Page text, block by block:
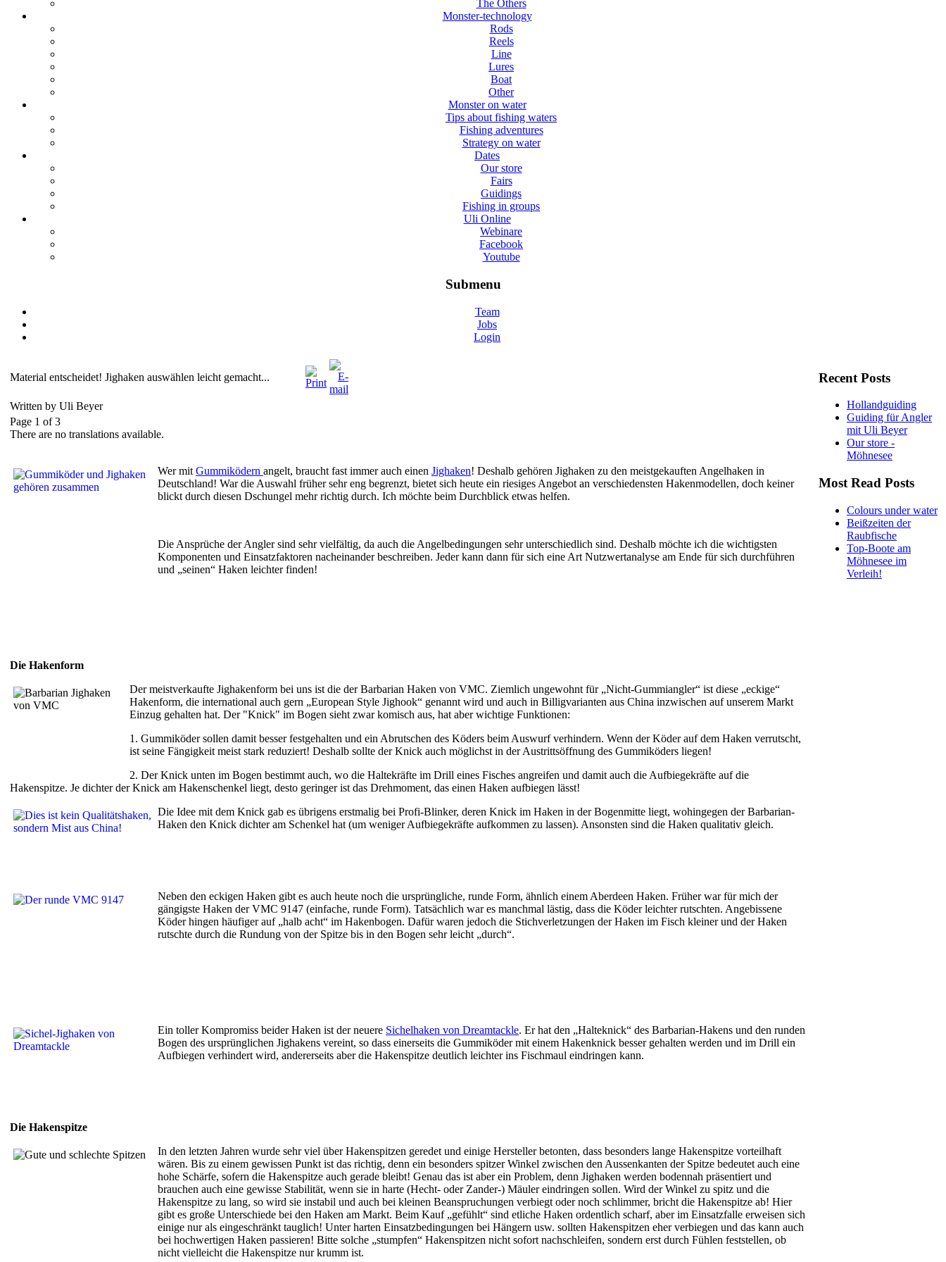
The Others
Monster-technology
Rods
Reels
Line
Lures
Boat
Other
Monster on water
Tips about fishing waters
Fishing adventures
Strategy on water
Dates
Our store
Fairs
Guidings
Fishing in groups
Uli Online
Webinare
Facebook
Youtube
Submenu
Team
Jobs
Login
Material entscheidet! Jighaken auswählen leicht gemacht...
Written by Uli Beyer
Page 1 of 3
There are no translations available.
Wer mit Gummiködern angelt, braucht fast immer auch einen Jighaken! Deshalb gehören Jighaken zu den meistgekauften Angelhaken in
Deutschland! War die Auswahl früher sehr eng begrenzt, bietet sich heute ein riesiges Angebot an verschiedensten Hakenmodellen, doch keiner
blickt durch diesen Dschungel mehr richtig durch. Ich möchte beim Durchblick etwas helfen.
Die Ansprüche der Angler sind sehr vielfältig, da auch die Angelbedingungen sehr unterschiedlich sind. Deshalb möchte ich die wichtigsten
Komponenten und Einsatzfaktoren nacheinander beschreiben. Jeder kann dann für sich eine Art Nutzwertanalyse am Ende für sich durchführen
und „seinen“ Haken leichter finden!
Die Hakenform
Der meistverkaufte Jighakenform bei uns ist die der Barbarian Haken von VMC. Ziemlich ungewohnt für „Nicht-Gummiangler“ ist diese „eckige“
Hakenform, die international auch gern „European Style Jighook“ genannt wird und auch in Billigvarianten aus China inzwischen auf unserem Markt
Einzug gehalten hat. Der "Knick" im Bogen sieht zwar komisch aus, hat aber wichtige Funktionen:
1. Gummiköder sollen damit besser festgehalten und ein Abrutschen des Köders beim Auswurf verhindern. Wenn der Köder auf dem Haken verrutscht,
ist seine Fängigkeit meist stark reduziert! Deshalb sollte der Knick auch möglichst in der Austrittsöffnung des Gummiköders liegen!
2. Der Knick unten im Bogen bestimmt auch, wo die Haltekräfte im Drill eines Fisches angreifen und damit auch die Aufbiegekräfte auf die
Hakenspitze. Je dichter der Knick am Hakenschenkel liegt, desto geringer ist das Drehmoment, das einen Haken aufbiegen lässt!
Die Idee mit dem Knick gab es übrigens erstmalig bei Profi-Blinker, deren Knick im Haken in der Bogenmitte liegt, wohingegen der Barbarian-
Haken den Knick dichter am Schenkel hat (um weniger Aufbiegekräfte aufkommen zu lassen). Ansonsten sind die Haken qualitativ gleich.
Neben den eckigen Haken gibt es auch heute noch die ursprüngliche, runde Form, ähnlich einem Aberdeen Haken. Früher war für mich der
gängigste Haken der VMC 9147 (einfache, runde Form). Tatsächlich war es manchmal lästig, dass die Köder leichter rutschten. Angebissene
Köder hingen häufiger auf „halb acht“ im Hakenbogen. Dafür waren jedoch die Stichverletzungen der Haken im Fisch kleiner und der Haken
rutschte durch die Rundung von der Spitze bis in den Bogen sehr leicht „durch“.
Ein toller Kompromiss beider Haken ist der neuere Sichelhaken von Dreamtackle. Er hat den „Halteknick“ des Barbarian-Hakens und den runden
Bogen des ursprünglichen Jighakens vereint, so dass einerseits die Gummiköder mit einem Hakenknick besser gehalten werden und im Drill ein
Aufbiegen verhindert wird, andererseits aber die Hakenspitze deutlich leichter ins Fischmaul eindringen kann.
Die Hakenspitze
In den letzten Jahren wurde sehr viel über Hakenspitzen geredet und einige Hersteller betonten, dass besonders lange Hakenspitze vorteilhaft
wären. Bis zu einem gewissen Punkt ist das richtig, denn ein besonders spitzer Winkel zwischen den Aussenkanten der Spitze bedeutet auch eine
hohe Schärfe, sofern die Hakenspitze auch gerade bleibt! Genau das ist aber ein Problem, denn Jighaken werden bodennah präsentiert und
brauchen auch eine gewisse Stabilität, wenn sie in harte (Hecht- oder Zander-) Mäuler eindringen sollen. Wird der Winkel zu spitz und die
Hakenspitze zu lang, so wird sie instabil und auch bei kleinen Beanspruchungen verbiegt oder noch schlimmer, bricht die Hakenspitze ab! Hier
gibt es große Unterschiede bei den Haken am Markt. Beim Kauf „gefühlt“ sind etliche Haken ordentlich scharf, aber im Einsatzfalle erweisen sich
einige nur als eingeschränkt tauglich! Unter harten Einsatzbedingungen bei Hängern usw. sollten Hakenspitzen eher verbiegen und das kann auch
bei hochwertigen Haken passieren! Bitte solche „stumpfen“ Hakenspitzen nicht sofort nachschleifen, sondern erst durch Fühlen feststellen, ob
nicht vielleicht die Hakenspitze nur krumm ist.
Recent Posts
Hollandguiding
Guiding für Angler
mit Uli Beyer
Our store -
Möhnesee
Most Read Posts
Colours under water
Beißzeiten der
Raubfische
Top-Boote am
Möhnesee im
Verleih!